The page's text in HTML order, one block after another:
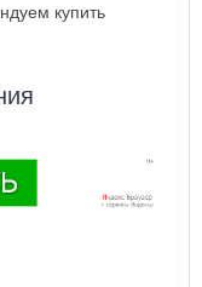
купить